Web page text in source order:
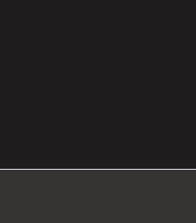
Warszawskiego